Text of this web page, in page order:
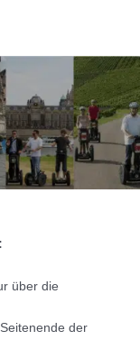
über die
der